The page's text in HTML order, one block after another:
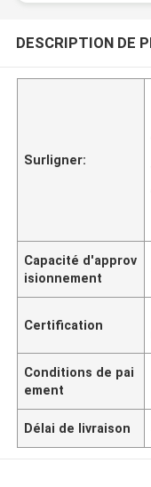
DESCRIPTION DE
Surligner:
Capacité d'approv
isionnement
Certification
Conditions de pai
ement
Délai de livraison